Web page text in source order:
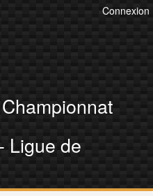
Connexion
Ligue de